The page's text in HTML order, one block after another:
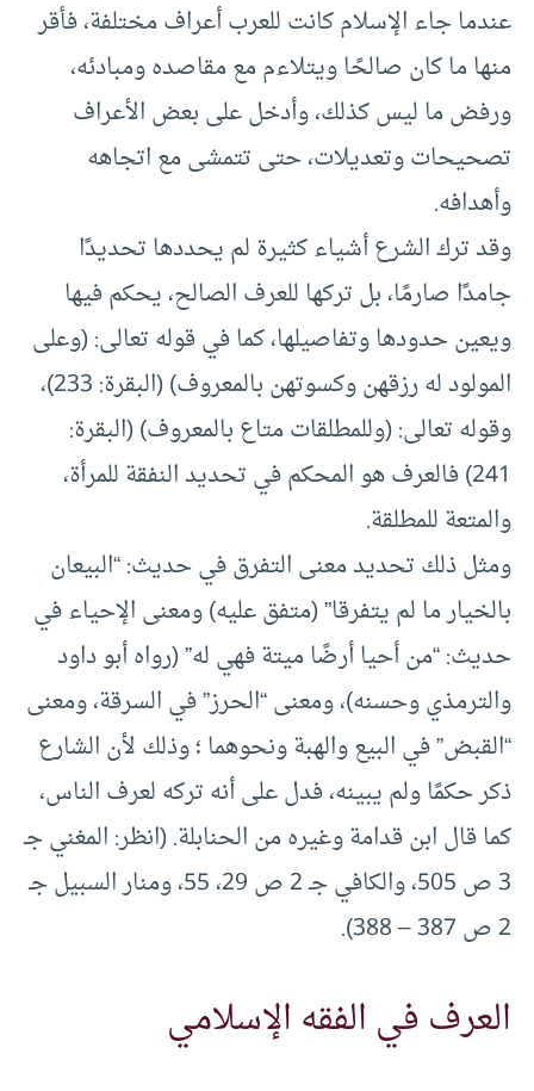
عندما جاء الإسلام كانت للعرب أعراف مختلفة، فأقر
منها ما كان صالحًا ويتلاءم مع مقاصده ومبادئه،
ورفض ما ليس كذلك، وأدخل على بعض الأعراف
تصحيحات وتعديلات، حتى تتمشى مع اتجاهه
وأهدافه.
وقد ترك الشرع أشياء كثيرة لم يحددها تحديدًا
جامدًا صارمًا، بل تركها للعرف الصالح، يحكم فيها
ويعين حدودها وتفاصيلها، كما في قوله تعالى: (وعلى
المولود له رزقهن وكسوتهن بالمعروف) (البقرة: 233)،
وقوله تعالى: (وللمطلقات متاع بالمعروف) (البقرة:
241) فالعرف هو المحكم في تحديد النفقة للمرأة،
والمتعة للمطلقة.
ومثل ذلك تحديد معنى التفرق في حديث: “البيعان
بالخيار ما لم يتفرقا” (متفق عليه) ومعنى الإحياء في
حديث: “من أحيا أرضًا ميتة فهي له” (رواه أبو داود
والترمذي وحسنه)، ومعنى “الحرز” في السرقة، ومعنى
“القبض” في البيع والهبة ونحوهما ؛ وذلك لأن الشارع
ذكر حكمًا ولم يبينه، فدل على أنه تركه لعرف الناس،
كما قال ابن قدامة وغيره من الحنابلة. (انظر: المغني جـ
3 ص 505، والكافي جـ 2 ص 29، 55، ومنار السبيل جـ
2 ص 387 – 388).
العرف في الفقه الإسلامي